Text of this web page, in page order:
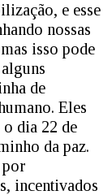
e esse
nossas
isso pode
de
Eles
o dia 22 de
da paz.
por
incentivados